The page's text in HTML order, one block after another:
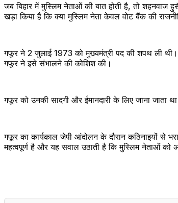
जब बिहार में मुस्लिम नेताओं की बात होती है, तो शहनवाज
खड़ा किया है कि क्या मुस्लिम नेता केवल वोट बैंक की
गफूर ने 2 जुलाई 1973 को मुख्यमंत्री पद की शपथ ली
गफूर ने इसे संभालने की कोशिश की।
गफूर को उनकी सादगी और ईमानदारी के लिए जाना
गफूर का कार्यकाल जेपी आंदोलन के दौरान कठिनाइयों से
महत्वपूर्ण है और यह सवाल उठाती है कि मुस्लिम नेताओं को